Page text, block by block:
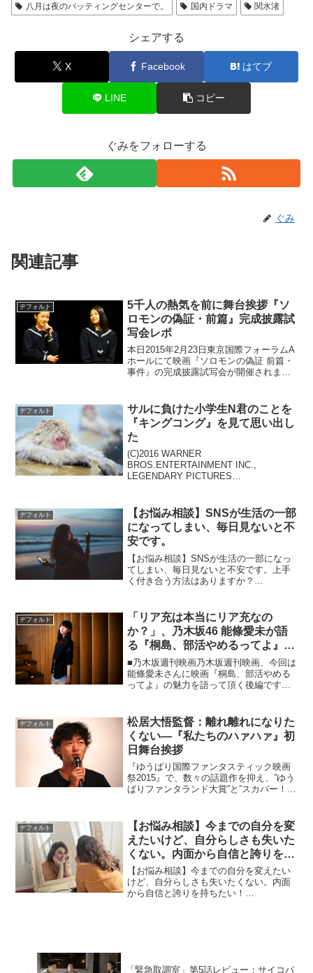
八月は夜のバッティングセンターで。
国内ドラマ 関水渚
シェアする
X Facebook はてブ
LINE コピー
ぐみをフォローする
ぐみ
関連記事
デフォルト
5千人の熱気を前に舞台挨拶『ソ
ロモンの偽証・前篇』完成披露試
写会レポ
本日2015年2月23日東京国際フォーラムA
ホールにて映画『ソロモンの偽証 前篇・
事件』の完成披露試写会が開催されまし
囲気の中、出演者そして成島出監督、総
勢16名...
デフォルト
サルに負けた小学生N君のことを
『キングコング』を見て思い出し
た
(C)2016 WARNER
BROS.ENTERTAINMENT INC.,
LEGENDARY PICTURES
RIGHT...
デフォルト
【お悩み相談】SNSが生活の一部
になってしまい、毎日見ないと不
安です。
【お悩み相談】SNSが生活の一部になっ
てしまい、毎日見ないと不安です。上手
く付き合う方法はありますか？
について学びましょう！『チェイシン
グ・コーラル －消...
デフォルト
「リア充は本当にリア充なの
か？」、乃木坂46 能條愛未が語
る『桐島、部活やめるってよ』の
魅力 後編
■乃木坂週刊映画乃木坂週刊映画、今回は
能條愛未さんに映画『桐島、部活やめる
ってよ』の魅力を語って頂く後編です。
力 前編・乃木坂46 能條愛未、もしも『告
白』の世界に...
デフォルト
松居大悟監督：離れ離れになりた
くない―『私たちのハァハァ』初
日舞台挨拶
『ゆうばり国際ファンタスティック映画
祭2015』で、数々の話題作を抑え、”ゆう
ばりファンタランド大賞”と”スカパー！映
が2015年9月12日に初日を迎え、舞台挨
拶に主...
デフォルト
【お悩み相談】今までの自分を変
えたいけど、自分らしさも失いた
くない。内面から自信と誇りを持
ちたい！
【お悩み相談】今までの自分を変えたい
けど、自分らしさも失いたくない。内面
から自信と誇りを持ちたい！
「緊急取調室」第5話レビュー：サイコパ